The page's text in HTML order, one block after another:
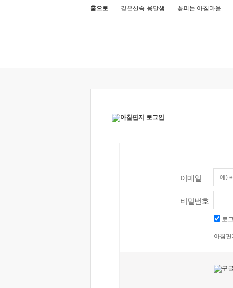
홈으로 깊은산속 옹달샘 꽃피는 아침마을
이메일
비밀번호
로
아침편